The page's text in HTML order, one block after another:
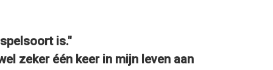
is."
zeker één keer in mijn leven aan